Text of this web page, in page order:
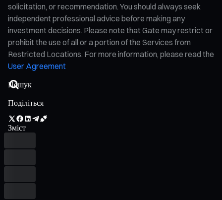
solicitation, or recommendation. You should always seek
independent professional advice before making any
investment decisions. Please note that Gate may restrict or
prohibit the use of all or a portion of the Services from
Restricted Locations. For more information, please read the
User Agreement
Поділіться
Зміст